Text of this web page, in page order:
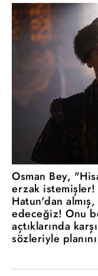
Osman Bey,
erzak
Hatun'dan
edeceğiz! Onu
açtıklarında
sözleriyle